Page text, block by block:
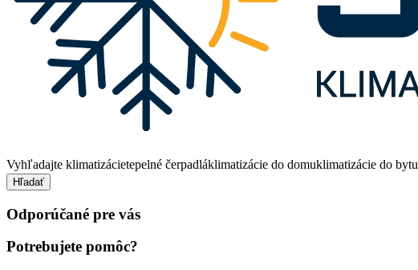
Vyhľadajte klimatizácietepelné čerpadláklimatizácie do domuklimatizácie do bytu
Hľadať
Odporúčané pre vás
Potrebujete pomôc?